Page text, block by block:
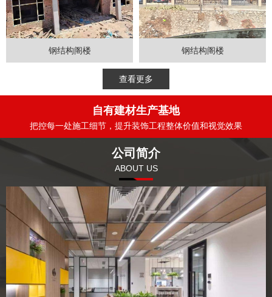
钢结构阁楼 钢结构阁楼
查看更多
自有建材生产基地
把控每一处施工细节，提升装饰工程整体价值和视觉效果
公司简介
ABOUT US